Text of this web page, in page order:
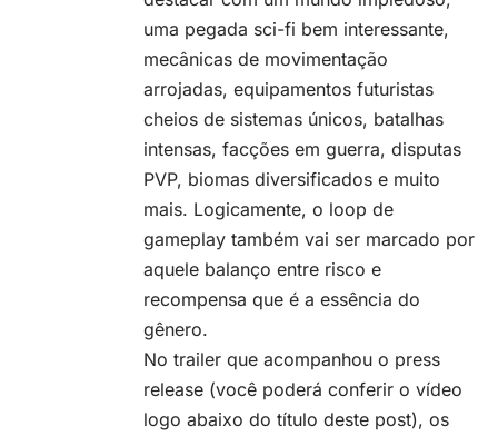
uma pegada sci-fi bem interessante,
mecânicas de movimentação
arrojadas, equipamentos futuristas
cheios de sistemas únicos, batalhas
intensas, facções em guerra, disputas
PVP, biomas diversificados e muito
mais. Logicamente, o loop de
gameplay também vai ser marcado por
aquele balanço entre risco e
recompensa que é a essência do
gênero.
No trailer que acompanhou o press
release (você poderá conferir o vídeo
logo abaixo do título deste post), os